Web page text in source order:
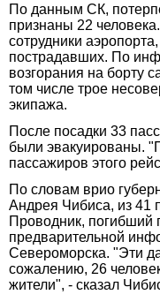
По данным СК,
признаны 22
сотрудники
пострадавших. По
возгорания на борту
том числе трое
экипажа.
После посадки 33
были эвакуированы.
пассажиров этого
По словам врио
Андрея Чибиса, из 41
Проводник, погибший
предварительной
Североморска. "Эти
сожалению, 26
жители", - сказал